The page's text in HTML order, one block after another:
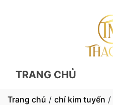
TRANG CHỦ
Trang chủ / chỉ kim tuyến /